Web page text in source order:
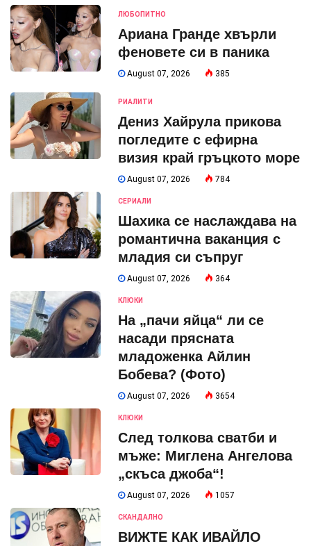
ЛЮБОПИТНО
Ариана Гранде хвърли
феновете си в паника
August 07, 2026 385
РИАЛИТИ
Дениз Хайрула прикова
погледите с ефирна
визия край гръцкото море
August 07, 2026 784
СЕРИАЛИ
Шахика се наслаждава на
романтична ваканция с
младия си съпруг
August 07, 2026 364
КЛЮКИ
На „пачи яйца“ ли се
насади прясната
младоженка Айлин
Бобева? (Фото)
August 07, 2026 3654
КЛЮКИ
След толкова сватби и
мъже: Миглена Ангелова
„скъса джоба“!
August 07, 2026 1057
СКАНДАЛНО
ВИЖТЕ КАК ИВАЙЛО